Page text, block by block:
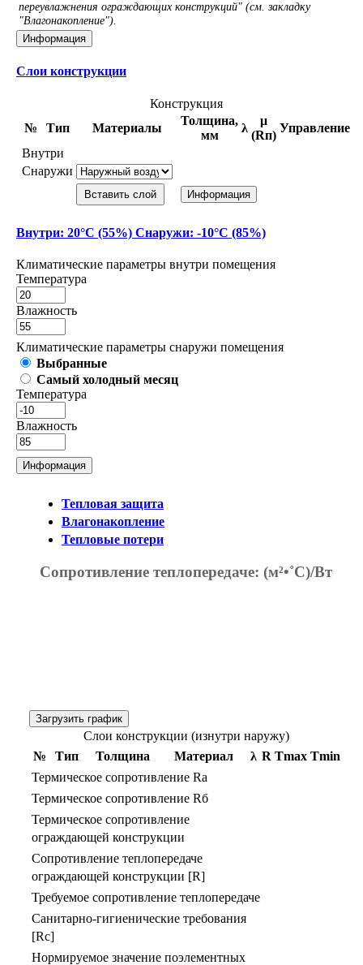
переувлажнения ограждающих конструкций" (см. закладку
"Влагонакопление").
Информация
Слои конструкции
Конструкция
№
Тип Материалы
Толщина,
мм
λ
μ
(Rп)
Управление
Внутри
Снаружи
Вставить слой Информация
Внутри: 20°С (55%) Снаружи: -10°С (85%)
Климатические параметры внутри помещения
Температура
Влажность
Климатические параметры снаружи помещения
Выбранные
Самый холодный месяц
Температура
Влажность
Информация
Тепловая защита
Влагонакопление
Тепловые потери
Сопротивление теплопередаче: (м²•˚С)/Вт
Загрузить график
Слои конструкции (изнутри наружу)
№
Тип Толщина Материал λ R Тmax Тmin
Термическое сопротивление Rа
Термическое сопротивление Rб
Термическое сопротивление
ограждающей конструкции
Сопротивление теплопередаче
ограждающей конструкции [R]
Требуемое сопротивление теплопередаче
Санитарно-гигиенические требования
[Rс]
Нормируемое значение поэлементных